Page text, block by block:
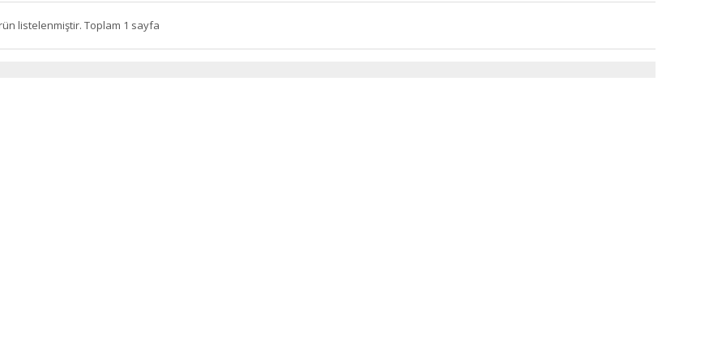
listelenmiştir. Toplam 1 sayfa